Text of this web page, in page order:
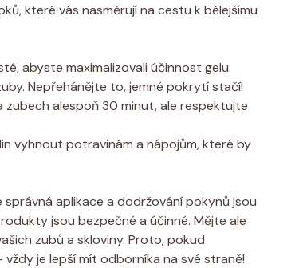
které vás nasměrují na cestu k bělejšímu
abyste maximalizovali účinnost gelu.
Nepřehánějte to, jemné pokrytí stačí!
alespoň 30 minut, ale respektujte
vyhnout potravinám a nápojům, které by
správná aplikace a dodržování pokynů jsou
jsou bezpečné a účinné. Mějte ale
zubů a skloviny. Proto, pokud
je lepší mít odborníka na své straně!